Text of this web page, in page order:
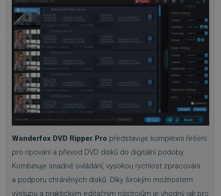
Wonderfox DVD Ripper Pro představuje komplexní řešení
pro ripování a převod DVD disků do digitální podoby.
Kombinuje snadné ovládání, vysokou rychlost zpracování
a podporu chráněných disků. Díky širokým možnostem
výstupu a praktickým editačním nástrojům je vhodný jak pro
__cf_bm
Cloudflare Inc.
.discordapp.net
29 minut
54 sekund
.heureka.cz